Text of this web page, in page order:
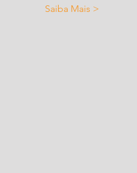
Saiba Mais >